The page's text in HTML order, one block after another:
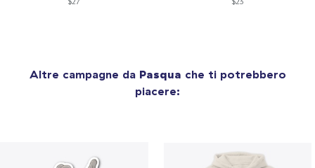
Altre campagne da Pasqua che ti potrebbero
piacere: